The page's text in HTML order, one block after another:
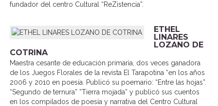
fundador del centro Cultural “ReZistencia”.
ETHEL
LINARES
LOZANO DE
COTRINA
Maestra cesante de educación primaria, dos veces ganadora
de los Juegos Florales de la revista El Tarapotina “en los años
2006 y 2010 en poesía. Publicó su poemario: “Entre las hojas”.
“Segundo de ternura” ”Tierra mojada” y publicó sus cuentos
en los compilados de poesía y narrativa del Centro Cultural